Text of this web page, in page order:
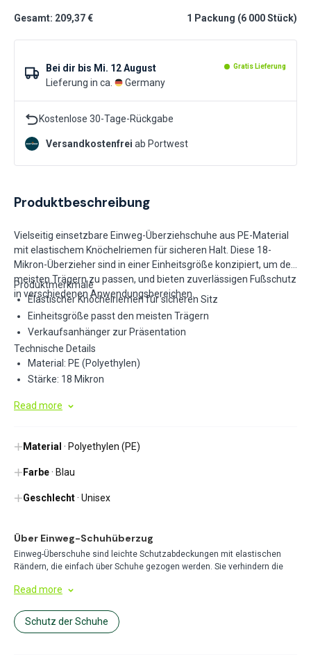
Gesamt: 209,37 € 1 Packung (6 000Stück)
Bei dir bis Mi. 12 August Gratis Lieferung
Lieferung in ca. Germany
Kostenlose 30-Tage-Rückgabe
Versandkostenfrei ab Portwest
Produktbeschreibung
Vielseitig einsetzbare Einweg-Überziehschuhe aus PE-Material
mit elastischem Knöchelriemen für sicheren Halt. Diese 18-
Mikron-Überzieher sind in einer Einheitsgröße konzipiert, um den
meisten Trägern zu passen, und bieten zuverlässigen Fußschutz
in verschiedenen Anwendungsbereichen.
Produktmerkmale
Elastischer Knöchelriemen für sicheren Sitz
Einheitsgröße passt den meisten Trägern
Verkaufsanhänger zur Präsentation
Technische Details
Material: PE (Polyethylen)
Stärke: 18 Mikron
Read more
Material · Polyethylen (PE)
Farbe· Blau
Geschlecht· Unisex
Über Einweg-Schuhüberzug
Einweg-Überschuhe sind leichte Schutzabdeckungen mit elastischen
Rändern, die einfach über Schuhe gezogen werden. Sie verhindern die
unverzichtbar für Gesundheitswesen, Lebensmittelservice und
Read more
Schutz der Schuhe